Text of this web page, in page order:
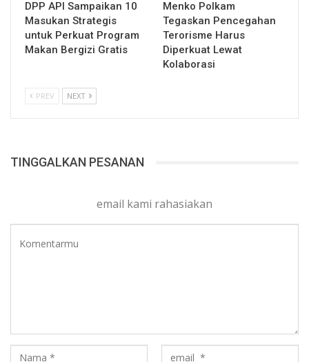
DPP API Sampaikan 10
Masukan Strategis
untuk Perkuat Program
Makan Bergizi Gratis
Menko Polkam
Tegaskan Pencegahan
Terorisme Harus
Diperkuat Lewat
Kolaborasi
PREV NEXT
TINGGALKAN PESANAN
email kami rahasiakan